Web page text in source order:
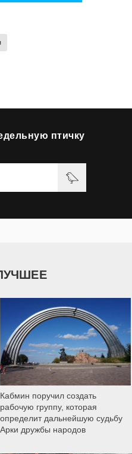
птичку
Кабмин поручил создать
рабочую группу, которая
определит дальнейшую судьбу
Арки дружбы народов
9 790